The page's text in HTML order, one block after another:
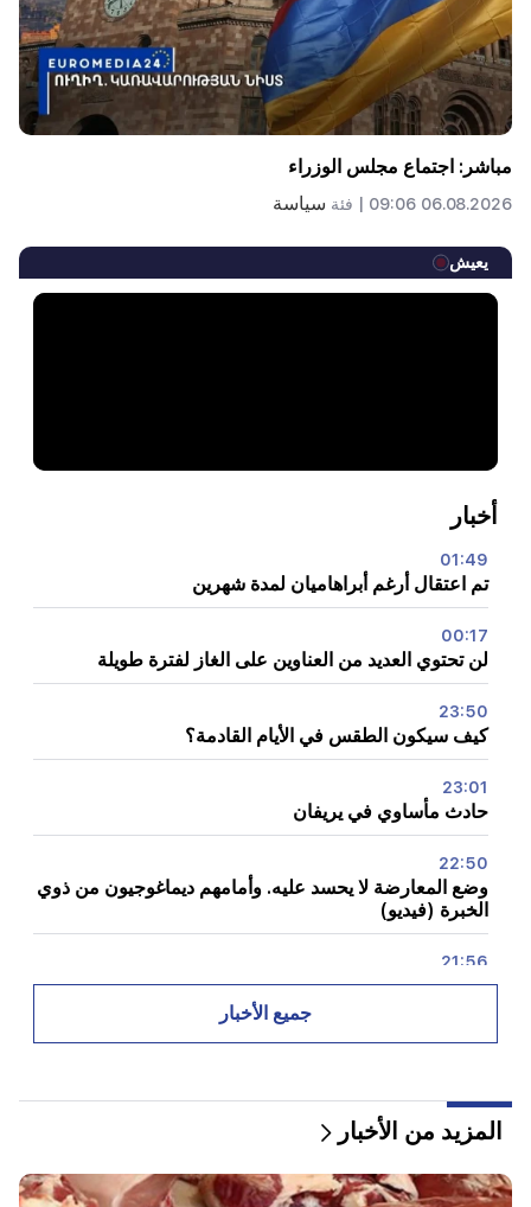
مباشر: اجتماع مجلس الوزراء
06.08.2026 09:06 | فئة سياسة
يعيش
أخبار
01:49
تم اعتقال أرغم أبراهاميان لمدة شهرين
00:17
لن تحتوي العديد من العناوين على الغاز لفترة طويلة
23:50
كيف سيكون الطقس في الأيام القادمة؟
23:01
حادث مأساوي في يريفان
22:50
وضع المعارضة لا يحسد عليه. وأمامهم ديماغوجيون من ذوي
الخبرة (فيديو)
21:56
"أراد المجرم قطعة دونات من المستشفى." جور هاكوبيان
يصنع الكعك لابنه بيديه (فيديو)
وموسكو خلال الأيام العشرة المقبلة
سيتم تغريم المؤثرين بمبلغ 5000 دولار بسبب الإعلانات
جميع الأخبار
المزيد من الأخبار